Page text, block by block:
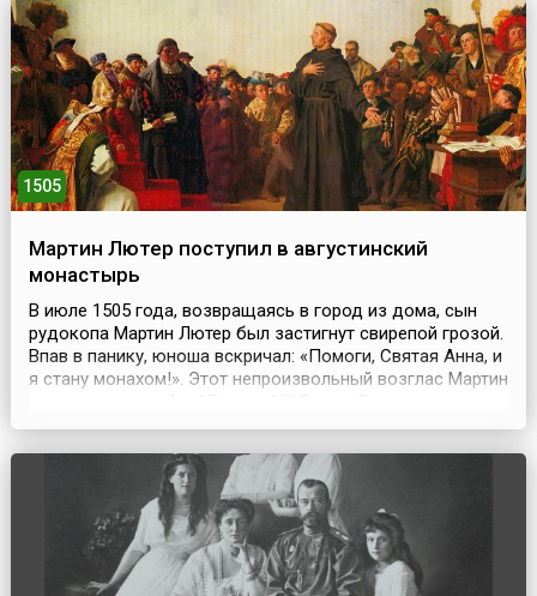
Реймса Карл VII был торжественно ...
1505
Мартин Лютер поступил в августинский
монастырь
В июле 1505 года, возвращаясь в город из дома, сын
рудокопа Мартин Лютер был застигнут свирепой грозой.
Впав в панику, юноша вскричал: «Помоги, Святая Анна, и
я стану монахом!». Этот непроизвольный возглас Мартин
своим прежним планам и протестам отца, завершил
августинский монастырь. Позже, в 1...